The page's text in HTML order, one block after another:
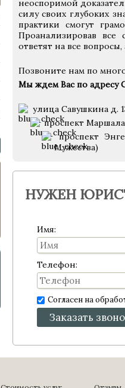
неоспоримой
силу своих глубоких
практики смогут
Проанализировав
ответят на все
Позвоните нам по
Мы ждем Вас по адресу
улица Савушкина д.
проспект
проспект
Мужества)
НУЖЕН
Имя:
Телефон:
Согласен на
Заказать